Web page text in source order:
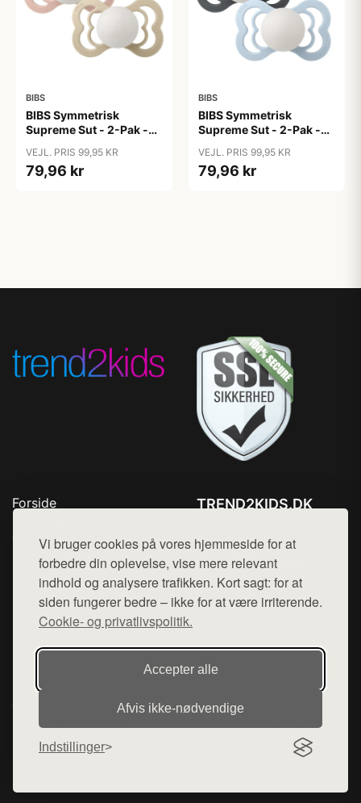
Vi bruger cookies på vores hjemmeside for at
forbedre din oplevelse, vise mere relevant
indhold og analysere trafikken. Kort sagt: for at
siden fungerer bedre – ikke for at være irriterende.
Cookie- og privatlivspolitik.
Accepter alle
Afvis ikke‑nødvendige
Indstillinger
BIBS
BIBS Symmetrisk
Supreme Sut - 2-Pak -
- Blush/Vanilla
VEJL. PRIS 99,95 KR
79,96 kr
BIBS
BIBS Symmetrisk
Supreme Sut - 2-Pak -
- Iron/Baby Blue
VEJL. PRIS 99,95 KR
79,96 kr
Forside
Top Rabatter
Blog
Kontakt
TREND2KIDS.DK
Mail: hej@want.dk
Cookie- og privatlivspolitik
Denne side er en del af want.dk, der udgiver en række
hjemmesider med præsentation af forskellige produkter fra
diverse webshops. Der sælges ikke varer fra denne side - vi
henviser til de shops, som sælger varen. Vi har heller ikke
varerne på lager.